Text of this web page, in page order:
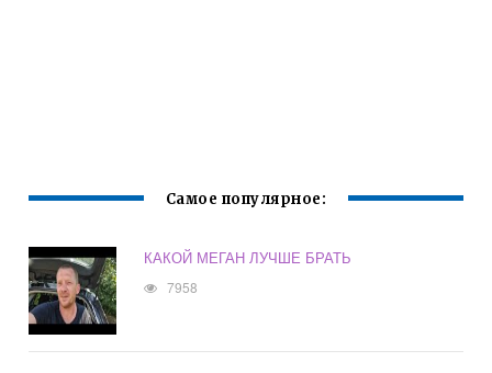
Самое популярное:
КАКОЙ МЕГАН ЛУЧШЕ БРАТЬ
7958